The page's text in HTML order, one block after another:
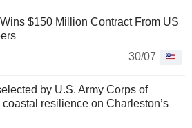
$150 Million Contract From US
30/07
by U.S. Army Corps of
resilience on Charleston’s